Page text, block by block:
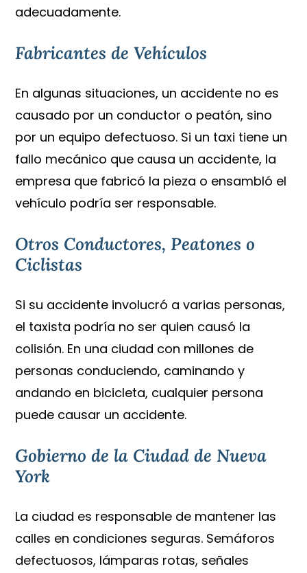
adecuadamente.
Fabricantes de Vehículos
En algunas situaciones, un accidente no es
causado por un conductor o peatón, sino
por un equipo defectuoso. Si un taxi tiene un
fallo mecánico que causa un accidente, la
empresa que fabricó la pieza o ensambló el
vehículo podría ser responsable.
Otros Conductores, Peatones o
Ciclistas
Si su accidente involucró a varias personas,
el taxista podría no ser quien causó la
colisión. En una ciudad con millones de
personas conduciendo, caminando y
andando en bicicleta, cualquier persona
puede causar un accidente.
Gobierno de la Ciudad de Nueva
York
La ciudad es responsable de mantener las
calles en condiciones seguras. Semáforos
defectuosos, lámparas rotas, señales